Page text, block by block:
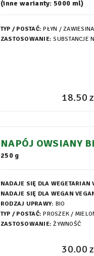
(inne warianty: 5000 ml)
TYP / POSTAĆ: PŁYN /
ZASTOSOWANIE: SUBSTANCJE
18.50
NAPÓJ OWSIANY
250 g
NADAJE SIĘ DLA WEGETARIAN
NADAJE SIĘ DLA WEGAN
RODZAJ UPRAWY: BIO
TYP / POSTAĆ: PROSZEK /
ZASTOSOWANIE: ŻYWNOŚĆ
30.00